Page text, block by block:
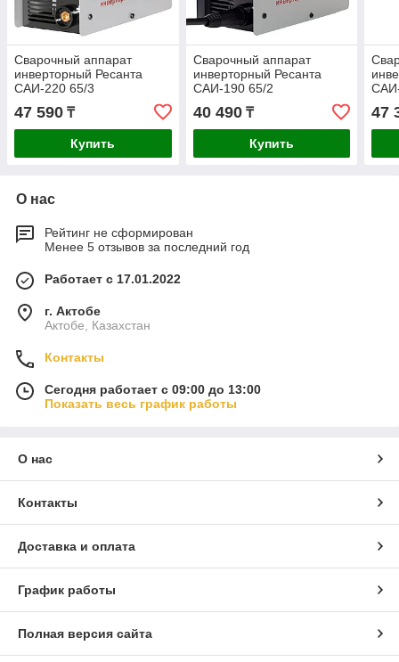
Сварочный аппарат
инверторный Ресанта
САИ-220 65/3
47 590 ₸
Купить
Сварочный аппарат
инверторный Ресанта
САИ-190 65/2
40 490₸
Купить
47
О нас
Рейтинг не сформирован
Менее 5 отзывов за последний год
Работает с 17.01.2022
г. Актобе
Актобе, Казахстан
Контакты
Сегодня работает с 09:00 до 13:00
Показать весь график работы
О нас
Контакты
Доставка и оплата
График работы
Полная версия сайта